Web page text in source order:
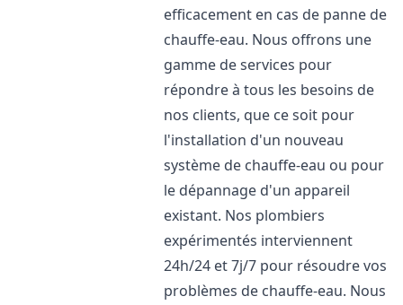
efficacement en cas de panne de
chauffe-eau. Nous offrons une
gamme de services pour
répondre à tous les besoins de
nos clients, que ce soit pour
l'installation d'un nouveau
système de chauffe-eau ou pour
le dépannage d'un appareil
existant. Nos plombiers
expérimentés interviennent
24h/24 et 7j/7 pour résoudre vos
problèmes de chauffe-eau. Nous